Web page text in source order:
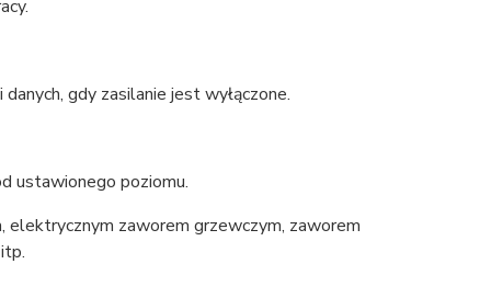
gdy zasilanie jest wyłączone.
ustawionego poziomu.
zaworem grzewczym, zaworem